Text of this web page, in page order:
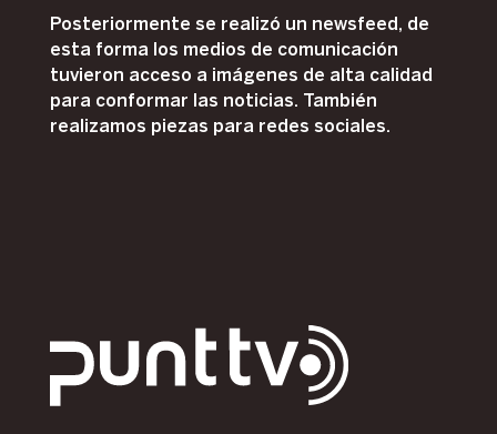
Posteriormente se realizó un newsfeed, de
esta forma los medios de comunicación
tuvieron acceso a imágenes de alta calidad
para conformar las noticias. También
realizamos piezas para redes sociales.